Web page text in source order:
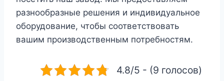
разнообразные решения и индивидуальное
оборудование, чтобы соответствовать
вашим производственным потребностям.
4.8/5 - (9 голосов)